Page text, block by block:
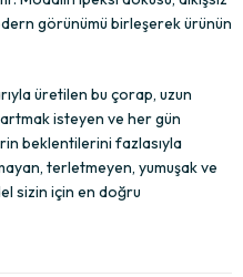
görünümü birleşerek ürünün
üretilen bu çorap, uzun
isteyen ve her gün
beklentilerini fazlasıyla
terletmeyen, yumuşak ve
sizin için en doğru